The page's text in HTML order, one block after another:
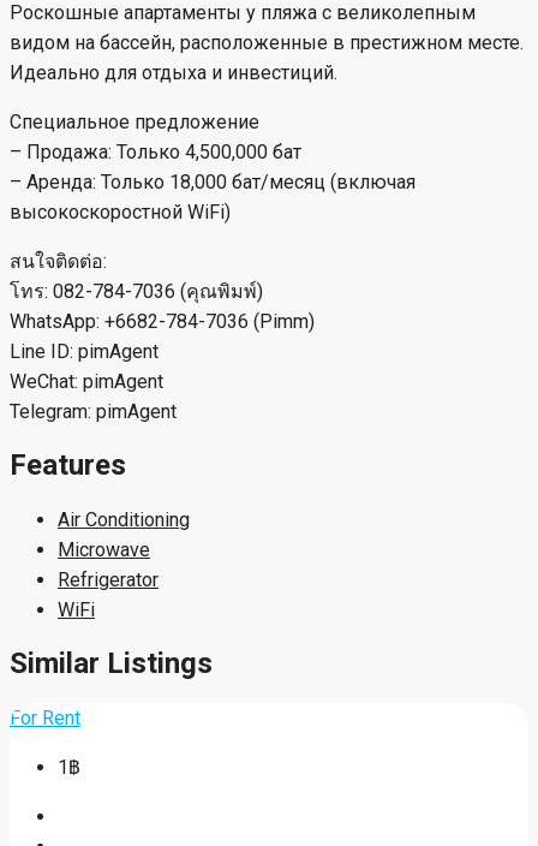
Роскошные апартаменты у пляжа с великолепным
видом на бассейн, расположенные в престижном месте.
Идеально для отдыха и инвестиций.
Специальное предложение
– Продажа: Только 4,500,000 бат
– Аренда: Только 18,000 бат/месяц (включая
высокоскоростной WiFi)
สนใจติดต่อ:
โทร: 082-784-7036 (คุณพิมพ์)
WhatsApp: +6682-784-7036 (Pimm)
Line ID: pimAgent
WeChat: pimAgent
Telegram: pimAgent
Features
Air Conditioning
Microwave
Refrigerator
WiFi
Similar Listings
For Rent
1฿